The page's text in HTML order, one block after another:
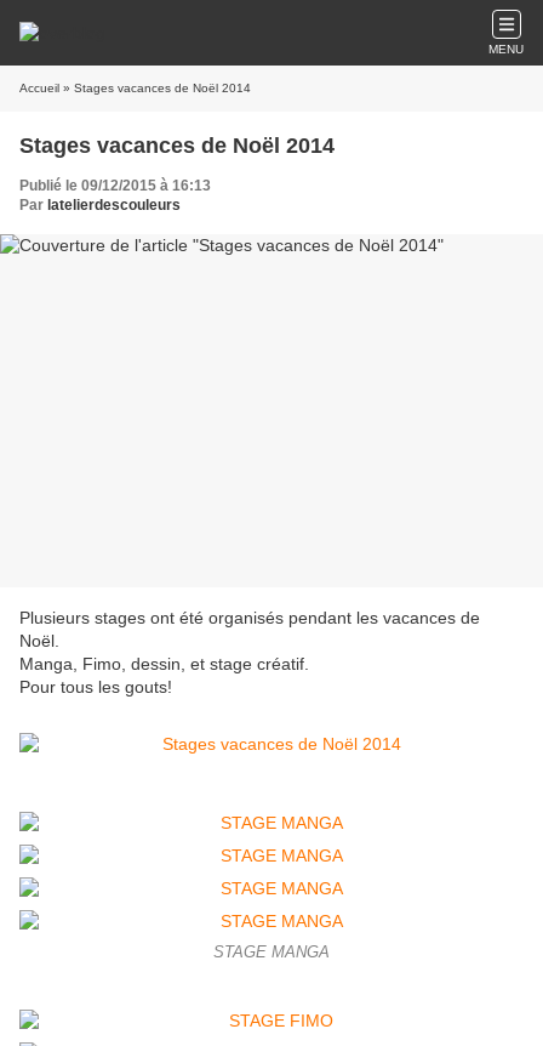
MENU
Accueil » Stages vacances de Noël 2014
Stages vacances de Noël 2014
Publié le 09/12/2015 à 16:13
Par latelierdescouleurs
Plusieurs stages ont été organisés pendant les vacances de
Noël.
Manga, Fimo, dessin, et stage créatif.
Pour tous les gouts!
STAGE MANGA